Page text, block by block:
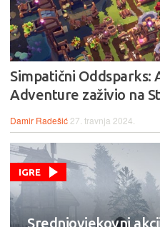
Simpatični Oddsparks:
Adventure zaživio na
Damir Radešić 27. travnja 2024.
IGRE
Srednjovjekovni